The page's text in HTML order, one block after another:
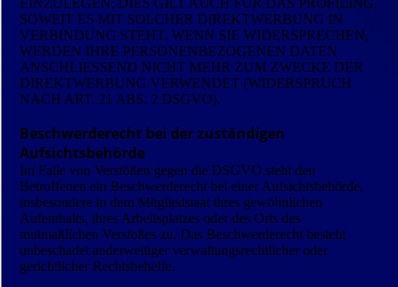
EINZULEGEN; DIES GILT AUCH FÜR DAS PROFILING,
SOWEIT ES MIT SOLCHER DIREKTWERBUNG IN
VERBINDUNG STEHT. WENN SIE WIDERSPRECHEN,
WERDEN IHRE PERSONENBEZOGENEN DATEN
ANSCHLIESSEND NICHT MEHR ZUM ZWECKE DER
DIREKTWERBUNG VERWENDET (WIDERSPRUCH
NACH ART. 21 ABS. 2 DSGVO).
Beschwerderecht bei der zuständigen
Aufsichtsbehörde
Im Falle von Verstößen gegen die DSGVO steht den
Betroffenen ein Beschwerderecht bei einer Aufsichtsbehörde,
insbesondere in dem Mitgliedstaat ihres gewöhnlichen
Aufenthalts, ihres Arbeitsplatzes oder des Orts des
mutmaßlichen Verstoßes zu. Das Beschwerderecht besteht
unbeschadet anderweitiger verwaltungsrechtlicher oder
gerichtlicher Rechtsbehelfe.